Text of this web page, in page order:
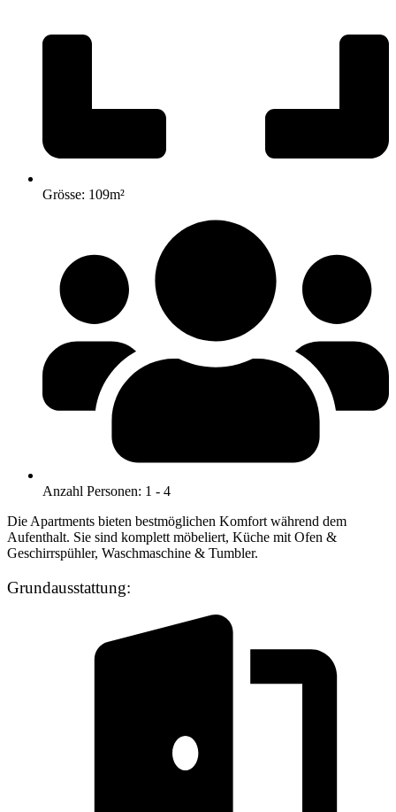
Grösse: 109m​​²
Anzahl Personen: 1 - 4
Die Apartments bieten bestmöglichen Komfort während dem
Aufenthalt. Sie sind komplett möbeliert, Küche mit Ofen &
Geschirrspühler, Waschmaschine & Tumbler.
Grundausstattung: